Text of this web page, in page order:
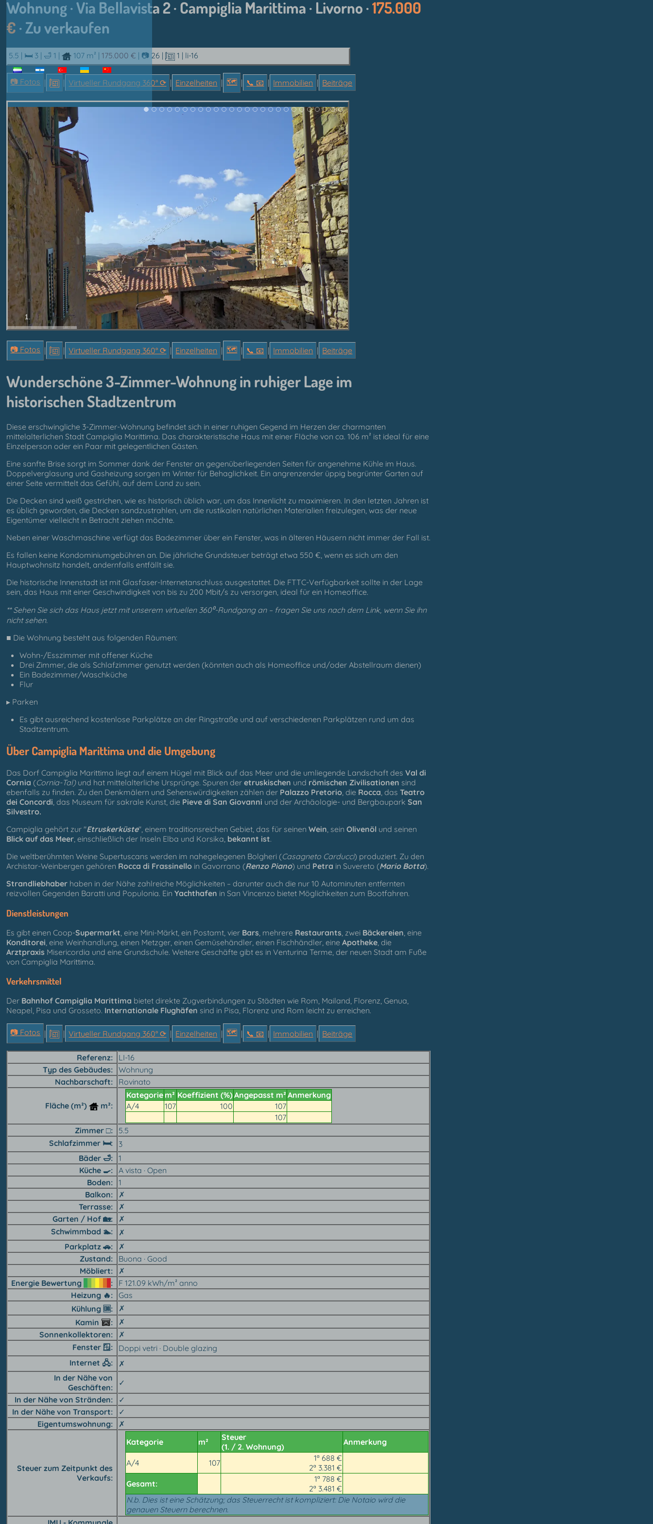
Wohnung · Via Bellavista 2 · Campiglia Marittima · Livorno ·175.000
€· Zu verkaufen
5.5 | 🛏 3 | 🛁 1 | 107 m² | 175.000 € | 📷 26 | 1 | li-16
📷 Fotos | | Virtueller Rundgang 360° ⟳ | Einzelheiten | 🗺 | 📞︎ 📧 | Immobilien | Beiträge
1.
📷 Fotos | | Virtueller Rundgang 360° ⟳ | Einzelheiten | 🗺 | 📞︎ 📧 | Immobilien | Beiträge
Wunderschöne 3-Zimmer-Wohnung in ruhiger Lage im
historischen Stadtzentrum
Diese erschwingliche 3-Zimmer-Wohnung befindet sich in einer ruhigen Gegend im Herzen der charmanten
mittelalterlichen Stadt Campiglia Marittima. Das charakteristische Haus mit einer Fläche von ca. 106 m² ist ideal für eine
Einzelperson oder ein Paar mit gelegentlichen Gästen.
Eine sanfte Brise sorgt im Sommer dank der Fenster an gegenüberliegenden Seiten für angenehme Kühle im Haus.
Doppelverglasung und Gasheizung sorgen im Winter für Behaglichkeit. Ein angrenzender üppig begrünter Garten auf
einer Seite vermittelt das Gefühl, auf dem Land zu sein.
Die Decken sind weiß gestrichen, wie es historisch üblich war, um das Innenlicht zu maximieren. In den letzten Jahren ist
es üblich geworden, die Decken sandzustrahlen, um die rustikalen natürlichen Materialien freizulegen, was der neue
Eigentümer vielleicht in Betracht ziehen möchte.
Neben einer Waschmaschine verfügt das Badezimmer über ein Fenster, was in älteren Häusern nicht immer der Fall ist.
Es fallen keine Kondominiumgebühren an. Die jährliche Grundsteuer beträgt etwa 550 €, wenn es sich um den
Hauptwohnsitz handelt, andernfalls entfällt sie.
Die historische Innenstadt ist mit Glasfaser-Internetanschluss ausgestattet. Die FTTC-Verfügbarkeit sollte in der Lage
sein, das Haus mit einer Geschwindigkeit von bis zu 200 Mbit/s zu versorgen, ideal für ein Homeoffice.
** Sehen Sie sich das Haus jetzt mit unserem virtuellen 360⁰-Rundgang an – fragen Sie uns nach dem Link, wenn Sie ihn
nicht sehen.
■ Die Wohnung besteht aus folgenden Räumen:
Wohn-/Esszimmer mit offener Küche
Drei Zimmer, die als Schlafzimmer genutzt werden (könnten auch als Homeoffice und/oder Abstellraum dienen)
Ein Badezimmer/Waschküche
Flur
▸ Parken
Es gibt ausreichend kostenlose Parkplätze an der Ringstraße und auf verschiedenen Parkplätzen rund um das
Stadtzentrum.
Über Campiglia Marittima und die Umgebung
Das Dorf Campiglia Marittima liegt auf einem Hügel mit Blick auf das Meer und die umliegende Landschaft desVal di
Cornia (Cornia-Tal)und hat mittelalterliche Ursprünge. Spuren deretruskischen und römischen Zivilisationen sind
ebenfalls zu finden. Zu den Denkmälern und Sehenswürdigkeiten zählen der Palazzo Pretorio, die Rocca, dasTeatro
dei Concordi, das Museum für sakrale Kunst, die Pieve di San Giovanni und der Archäologie- und BergbauparkSan
Silvestro.
Campiglia gehört zur "Etruskerküste", einem traditionsreichen Gebiet, das für seinenWein, seinOlivenöl und seinen
Blick auf das Meer, einschließlich der Inseln Elba und Korsika, bekannt ist.
Die weltberühmten Weine Supertuscans werden im nahegelegenen Bolgheri (Casagneto Carducci) produziert. Zu den
Archistar-Weinbergen gehören Rocca di Frassinello in Gavorrano (Renzo Piano) und Petra in Suvereto (Mario Botta).
Strandliebhaber haben in der Nähe zahlreiche Möglichkeiten – darunter auch die nur 10 Autominuten entfernten
reizvollen Gegenden Baratti und Populonia. EinYachthafen in San Vincenzo bietet Möglichkeiten zum Bootfahren.
Dienstleistungen
Es gibt einen Coop-Supermarkt , eine Mini-Märkt, ein Postamt, vier Bars , mehrere Restaurants , zwei Bäckereien , eine
Konditorei , eine Weinhandlung, einen Metzger, einen Gemüsehändler, einen Fischhändler, eineApotheke , die
Arztpraxis Misericordia und eine Grundschule. Weitere Geschäfte gibt es in Venturina Terme, der neuen Stadt am Fuße
von Campiglia Marittima.
Verkehrsmittel
Der Bahnhof Campiglia Marittima bietet direkte Zugverbindungen zu Städten wie Rom, Mailand, Florenz, Genua,
Neapel, Pisa und Grosseto. Internationale Flughäfen sind in Pisa, Florenz und Rom leicht zu erreichen.
📷 Fotos | | Virtueller Rundgang 360° ⟳ | Einzelheiten | 🗺 | 📞︎ 📧 | Immobilien | Beiträge
Referenz
LI-16
Typ des Gebäudes
Wohnung
Nachbarschaft
Rovinato
Fläche (m²) m²
Kategorie m² Koeffizient (%)Angepasst m² Anmerkung
A/4
107 100
107
107
Zimmer □
5.5
Schlafzimmer 🛏
3
Bäder 🛁
1
Küche 🍳︎
A vista · Open
Boden
1
Balkon
✗
Terrasse
✗
Garten / Hof 🏡︎
✗
Schwimmbad 🏊︎
✗
Parkplatz 🚗︎
✗
Zustand
Buona · Good
Möbliert
✗
Energie Bewertung
F 121.09 kWh/m² anno
Heizung 🔥︎
Gas
Kühlung 🆒︎
✗
Kamin
✗
Sonnenkollektoren
✗
Fenster 🪟︎
Doppi vetri · Double glazing
Internet 🖧
✗
In der Nähe von
Geschäften
✓
In der Nähe von Stränden
✓
In der Nähe von Transport
✓
Eigentumswohnung
✗
Steuer zum Zeitpunkt des
Verkaufs
Kategorie m²
Steuer
(1. / 2. Wohnung)
Anmerkung
A/4 107
1ª 688 €
2ª 3.381 €
Gesamt:
1ª 788 €
2ª 3.481 €
N.b. Dies ist eine Schätzung; das Steuerrecht ist kompliziert: Die Notaio wird die
genauen Steuern berechnen.